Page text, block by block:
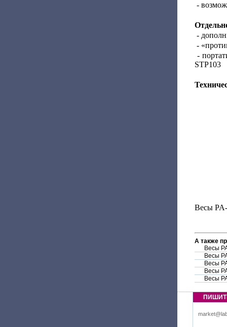
-
-
-
-
STP103
Весы
А также
Весы
Весы
Весы
Весы
Весы